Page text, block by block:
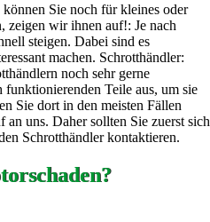
Sie noch für kleines oder
zeigen wir ihnen auf!: Je nach
steigen. Dabei sind es
machen. Schrotthändler:
noch sehr gerne
Teile aus, um sie
Sie dort in den meisten Fällen
uns. Daher sollten Sie zuerst sich
Schrotthändler kontaktieren.